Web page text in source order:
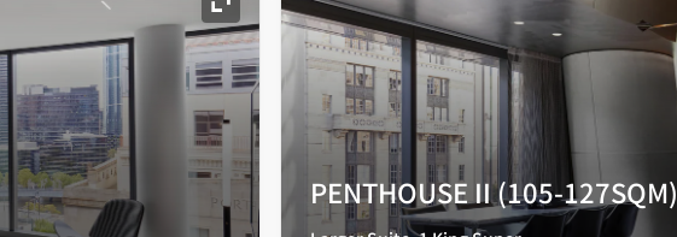
展开图标
PENTHOUSE II (105-127SQM)